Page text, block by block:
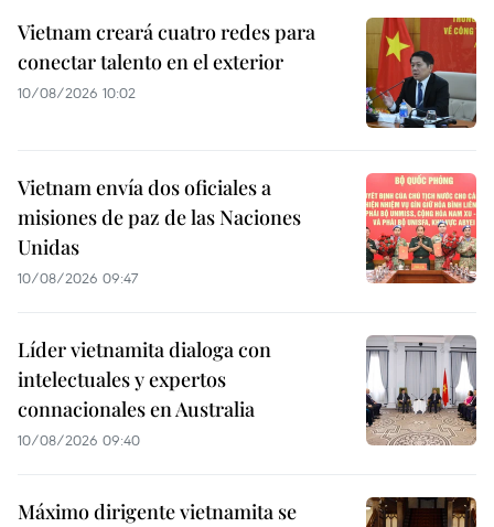
Vietnam creará cuatro redes para
conectar talento en el exterior
10/08/2026 10:02
Vietnam envía dos oficiales a
misiones de paz de las Naciones
Unidas
10/08/2026 09:47
Líder vietnamita dialoga con
intelectuales y expertos
connacionales en Australia
10/08/2026 09:40
Máximo dirigente vietnamita se